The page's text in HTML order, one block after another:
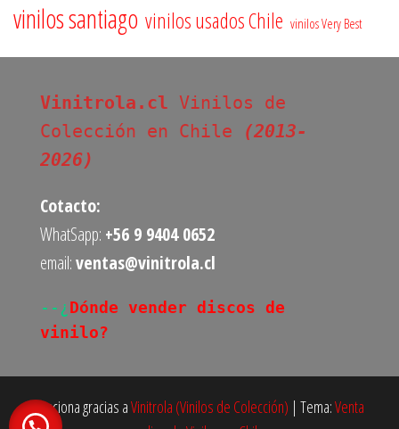
vinilos santiago vinilos usados Chile vinilos Very Best
Vinitrola.cl Vinilos de
Colección en Chile
(2013-
2026)
Cotacto:
WhatSapp: +56 9 9404 0652
email:ventas@vinitrola.cl
--¿ Dónde vender discos de
vinilo?
Funciona gracias aVinitrola (Vinilos de Colección) | Tema:Venta